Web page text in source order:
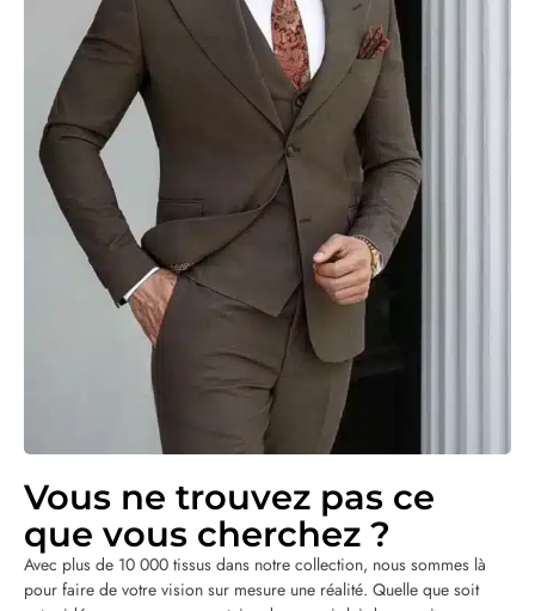
Vous ne trouvez pas ce
que vous cherchez ?
Avec plus de 10 000 tissus dans notre collection, nous sommes là
pour faire de votre vision sur mesure une réalité. Quelle que soit